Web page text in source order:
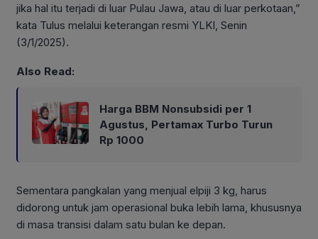
jika hal itu terjadi di luar Pulau Jawa, atau di luar perkotaan,”
kata Tulus melalui keterangan resmi YLKI, Senin
(3/1/2025).
Also Read:
Harga BBM Nonsubsidi per 1
Agustus, Pertamax Turbo Turun
Rp 1000
Sementara pangkalan yang menjual elpiji 3 kg, harus
didorong untuk jam operasional buka lebih lama, khususnya
di masa transisi dalam satu bulan ke depan.